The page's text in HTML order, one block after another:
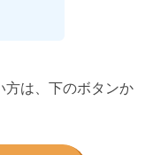
方は、下のボタンか